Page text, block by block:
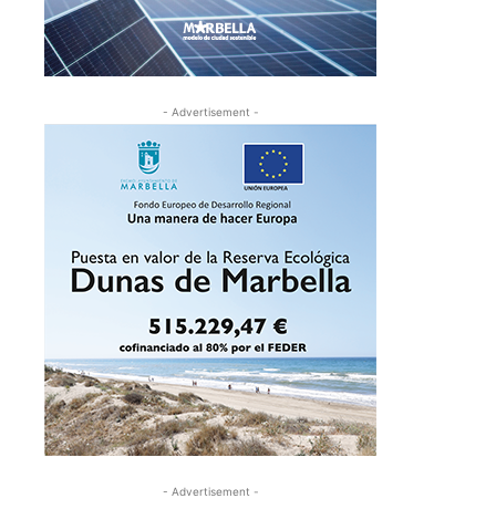
- Advertisement -
- Advertisement -